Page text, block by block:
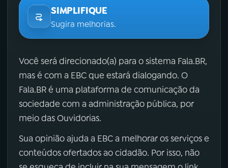
SIMPLIFIQUE
Sugira melhorias.
Você será direcionado(a) para o sistema Fala.BR,
mas é com a EBC que estará dialogando. O
Fala.BR é uma plataforma de comunicação da
sociedade com a administração pública, por
meio das Ouvidorias.
Sua opinião ajuda a EBC a melhorar os serviços e
conteúdos ofertados ao cidadão. Por isso, não